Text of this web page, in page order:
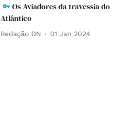
Os Aviadores da travessia do
Atlântico
Redação DN 01 Jan 2024